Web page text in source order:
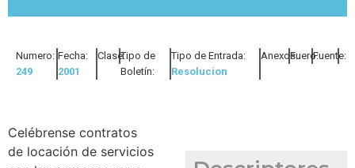
Numero:
249
Fecha:
2001
Clase:Tipo de
Boletín:
Tipo de Entrada:
Resolucion
Anexos:Fuero:Fuente:
Celébrense contratos
de locación de servicios